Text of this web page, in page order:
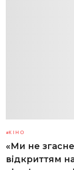
КІНО
«Ми не
відкриттям